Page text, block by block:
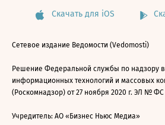
Скачать для iOS
Сетевое издание Ведомости (Vedomosti)
Решение Федеральной службы по надзору
информационных технологий и массовых
(Роскомнадзор) от 27 ноября 2020 г. ЭЛ № ФС
Учредитель: АО «Бизнес Ньюс Медиа»